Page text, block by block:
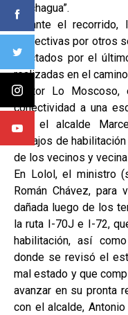
Colchagua”.
Durante el
inspectivas por otros
afectados por el
realizadas en el
sector Lo Moscoso,
conectividad a una
con el alcalde
trabajos de
de los vecinos y
En Lolol, el ministro
Román Chávez, para
dañada luego de los
la ruta I-70J e I-72,
habilitación, así
donde se revisó el
mal estado y que
avanzar en su pronta
con el alcalde,